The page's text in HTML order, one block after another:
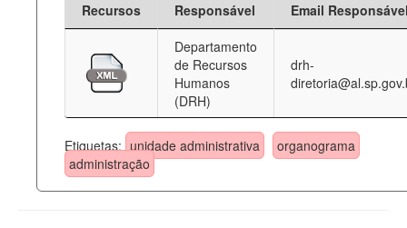
Recursos Responsável
Email
Departamento
de Recursos
Humanos
(DRH)
drh-
Etiquetas: unidade administrativa
organograma
administração